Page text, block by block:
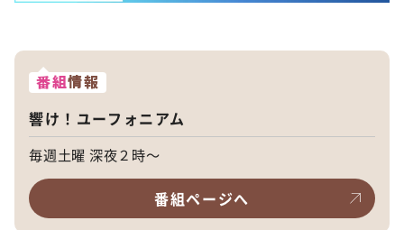
番組情報
響け！ユーフォニアム
毎週土曜 深夜２時～
番組ページへ